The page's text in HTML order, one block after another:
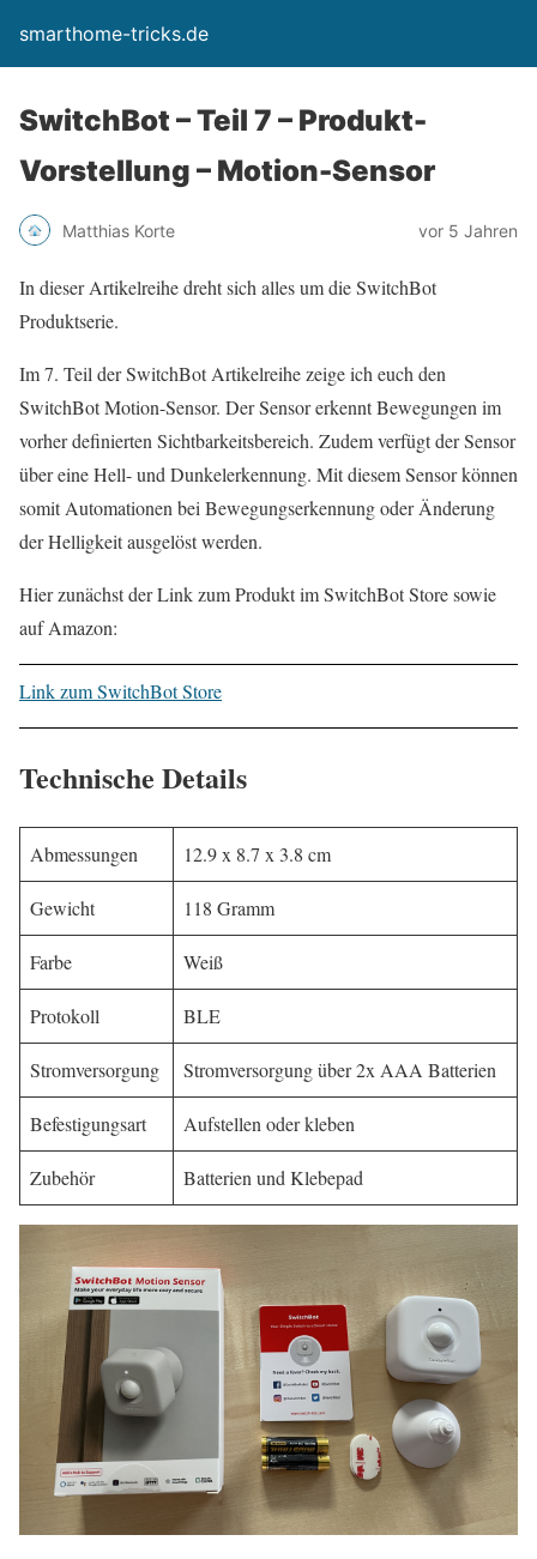
smarthome-tricks.de
SwitchBot – Teil 7 – Produkt-
Vorstellung – Motion-Sensor
Matthias Korte vor 5 Jahren
In dieser Artikelreihe dreht sich alles um die SwitchBot
Produktserie.
Im 7. Teil der SwitchBot Artikelreihe zeige ich euch den
SwitchBot Motion-Sensor. Der Sensor erkennt Bewegungen im
vorher definierten Sichtbarkeitsbereich. Zudem verfügt der Sensor
über eine Hell- und Dunkelerkennung. Mit diesem Sensor können
somit Automationen bei Bewegungserkennung oder Änderung
der Helligkeit ausgelöst werden.
Hier zunächst der Link zum Produkt im SwitchBot Store sowie
auf Amazon:
Link zum SwitchBot Store
Technische Details
Abmessungen ‎12.9 x 8.7 x 3.8 cm
Gewicht 118 Gramm
Farbe Weiß
Protokoll BLE
Stromversorgung Stromversorgung über 2x AAA Batterien
Befestigungsart Aufstellen oder kleben
Zubehör Batterien und Klebepad